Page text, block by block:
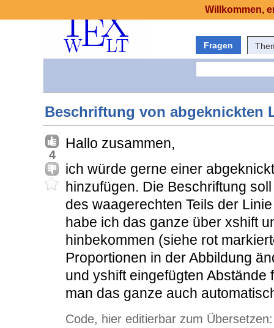
Fragen
Beschriftung von abgeknickten
4
Hallo zusammen,
ich würde gerne einer
hinzufügen. Die Beschriftung
des waagerechten Teils der
habe ich das ganze über xshift
hinbekommen (siehe rot
Proportionen in der Abbildung
und yshift eingefügten
man das ganze auch
Code, hier editierbar zum Übersetzen:
Willkommen,